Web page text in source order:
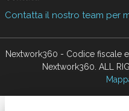
Contatta il nostro team per
Nextwork360 - Codice fiscale
Nextwork360. ALL